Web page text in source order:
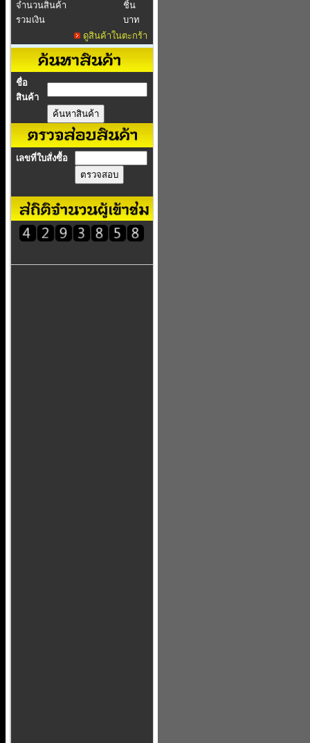
จำนวนสินค้า
ชิ้น
รวมเงิน
บาท
ดูสินค้าในตะกร้า
ชื่อ
สินค้า
เลขที่ใบสั่งซื้อ